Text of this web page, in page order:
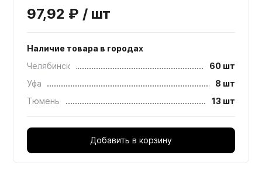
97,92 ₽ / шт
Наличие товара в городах
Челябинск
60 шт
Уфа
8 шт
Тюмень
13 шт
Добавить в корзину